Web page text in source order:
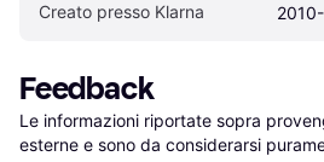
Creato presso Klarna
Feedback
Le informazioni riportate sopra
esterne e sono da considerarsi